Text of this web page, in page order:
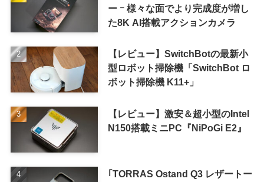
ー ｰ 様々な面でより完成度が増し
た8K AI搭載アクションカメラ
【レビュー】SwitchBotの最新小
型ロボット掃除機「SwitchBot ロ
ボット掃除機 K11+」
【レビュー】激安＆超小型のIntel
N150搭載ミニPC『NiPoGi E2』
｢TORRAS Ostand Q3 レザートー